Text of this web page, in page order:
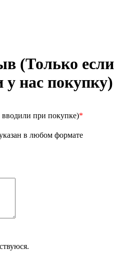
(Только если
нас покупку)
при покупке)*
в любом формате